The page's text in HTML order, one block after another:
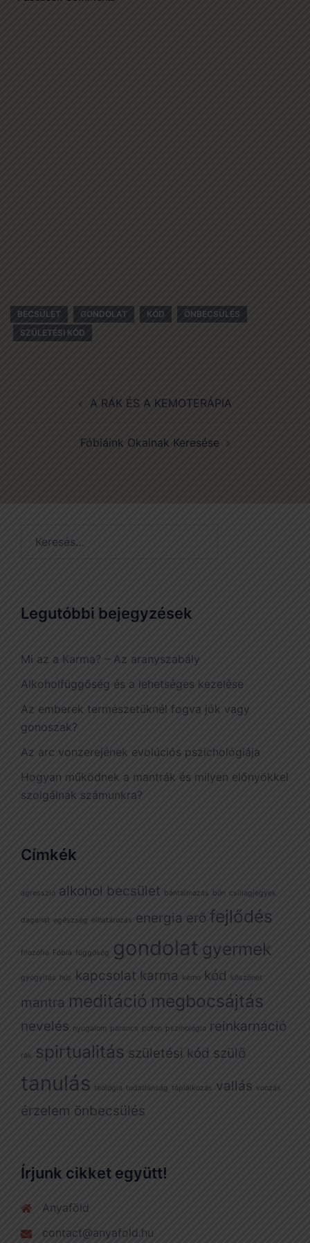
BECSÜLET GONDOLAT KÓD
ÖNBECSÜLÉS
SZÜLETÉSI KÓD
navigationA RÁK ÉS A KEMOTERÁPIA
Fóbiáink Okainak Keresése
Legutóbbi bejegyzések
Mi az a Karma? – Az aranyszabály
Alkoholfüggőség és a lehetséges kezelése
Az emberek természetüknél fogva jók vagy
gonoszak?
Az arc vonzerejének evolúciós pszichológiája
Hogyan működnek a mantrák és milyen előnyökkel
szolgálnak számunkra?
Címkék
agresszió alkohol becsület bántalmazás bűn csillagjegyek
daganat egészség elhatározás energia erő fejlődés
filozófia Fóbia függőség gondolat gyermek
gyógyítás hús kapcsolat karma kemo kód köszönet
mantra meditáció megbocsájtás
nevelés nyugalom parancs pofon pszihológia reinkarnáció
rák spirtualitás születési kód szülő
tanulás teológia tudatlanság táplálkozás vallás vonzás
érzelem önbecsülés
Írjunk cikket együtt!
Anyaföld
contact@anyafold.hu